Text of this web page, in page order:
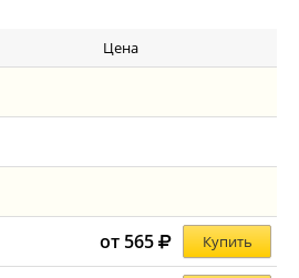
Цена
от 565 Купить